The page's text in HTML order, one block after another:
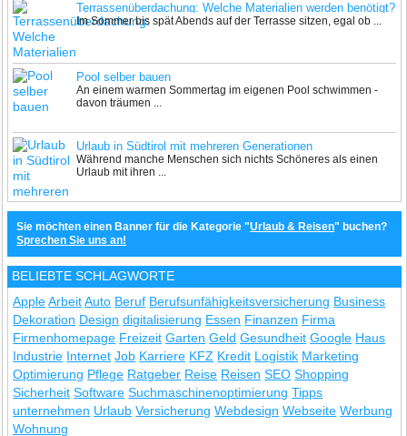
Terrassenüberdachung: Welche Materialien werden benötigt?
Im Sommer bis spät Abends auf der Terrasse sitzen, egal ob ...
Pool selber bauen
An einem warmen Sommertag im eigenen Pool schwimmen -
davon träumen ...
Urlaub in Südtirol mit mehreren Generationen
Während manche Menschen sich nichts Schöneres als einen
Urlaub mit ihren ...
Sie möchten einen Banner für die Kategorie "Urlaub & Reisen" buchen?
Sprechen Sie uns an!
BELIEBTE SCHLAGWORTE
Apple Arbeit Auto Beruf Berufsunfähigkeitsversicherung Business
Dekoration Design digitalisierung Essen Finanzen Firma
Firmenhomepage Freizeit Garten Geld Gesundheit Google Haus
Industrie Internet Job Karriere KFZ Kredit Logistik Marketing
Optimierung Pflege Ratgeber Reise Reisen SEO Shopping
Sicherheit Software Suchmaschinenoptimierung Tipps
unternehmen Urlaub Versicherung Webdesign Webseite Werbung
Wohnung